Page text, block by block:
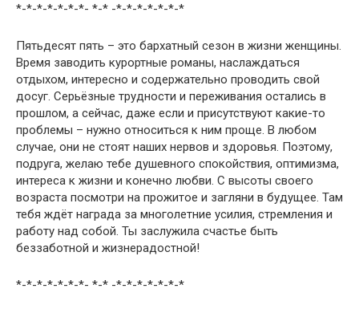
*-*-*-*-*-*-*- *-* -*-*-*-*-*-*-*
Пятьдесят пять – это бархатный сезон в жизни женщины.
Время заводить курортные романы, наслаждаться
отдыхом, интересно и содержательно проводить свой
досуг. Серьёзные трудности и переживания остались в
прошлом, а сейчас, даже если и присутствуют какие-то
проблемы – нужно относиться к ним проще. В любом
случае, они не стоят наших нервов и здоровья. Поэтому,
подруга, желаю тебе душевного спокойствия, оптимизма,
интереса к жизни и конечно любви. С высоты своего
возраста посмотри на прожитое и загляни в будущее. Там
тебя ждёт награда за многолетние усилия, стремления и
работу над собой. Ты заслужила счастье быть
беззаботной и жизнерадостной!
*-*-*-*-*-*-*- *-* -*-*-*-*-*-*-*